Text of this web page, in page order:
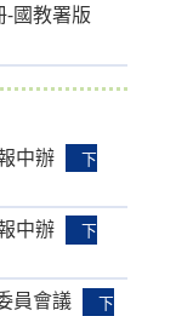
-國教署版
中辦
下
中辦
下
員會議
下